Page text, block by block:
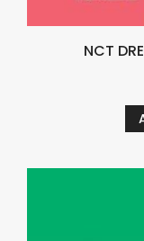
NCT